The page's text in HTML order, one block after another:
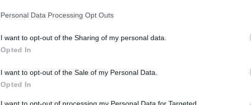
Personal Data Processing Opt Outs
I want to opt-out of the Sharing of my personal data.
Opted In
I want to opt-out of the Sale of my Personal Data.
Opted In
I want to opt-out of processing my Personal Data for Targeted